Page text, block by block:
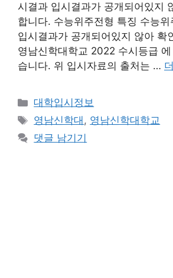
시결과 입시결과가 공개되어있지
합니다. 수능위주전형 특징 수능
입시결과가 공개되어있지 않아 확
영남신학대학교 2022 수시등급
습니다. 위 입시자료의 출처는 …
카
테
리
대학입시정보
태
그
영남신학대 , 영남신학대학교
댓글 남기기